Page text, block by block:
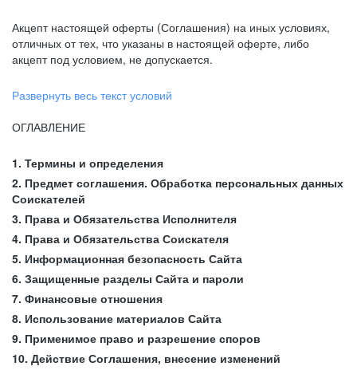
Акцепт настоящей оферты (Соглашения) на иных условиях,
отличных от тех, что указаны в настоящей оферте, либо
акцепт под условием, не допускается.
Развернуть весь текст условий
ОГЛАВЛЕНИЕ
1. Термины и определения
2. Предмет соглашения. Обработка персональных данных
Соискателей
3. Права и Обязательства Исполнителя
4. Права и Обязательства Соискателя
5. Информационная безопасность Сайта
6. Защищенные разделы Сайта и пароли
7. Финансовые отношения
8. Использование материалов Сайта
9. Применимое право и разрешение споров
10. Действие Соглашения, внесение изменений